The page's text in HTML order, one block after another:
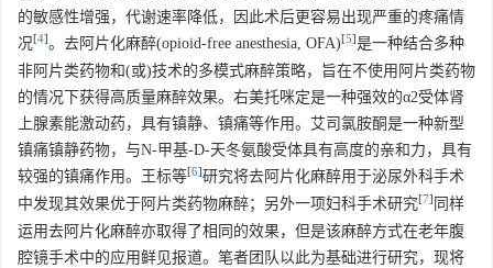
的敏感性增强，代谢速率降低，因此术后更容易出现严重的疼痛情
况[4]。去阿片化麻醉(opioid-free anesthesia, OFA)[5]是一种结合多种
非阿片类药物和(或)技术的多模式麻醉策略，旨在不使用阿片类药物
的情况下获得高质量麻醉效果。右美托咪定是一种强效的α2受体肾
上腺素能激动药，具有镇静、镇痛等作用。艾司氯胺酮是一种新型
镇痛镇静药物，与N-甲基-D-天冬氨酸受体具有高度的亲和力，具有
较强的镇痛作用。王标等[6]研究将去阿片化麻醉用于泌尿外科手术
中发现其效果优于阿片类药物麻醉；另外一项妇科手术研究[7] 同样
运用去阿片化麻醉亦取得了相同的效果，但是该麻醉方式在老年腹
腔镜手术中的应用鲜见报道。笔者团队以此为基础进行研究，现将